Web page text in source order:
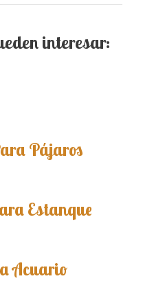
interesar:
Pájaros
Estanque
Acuario